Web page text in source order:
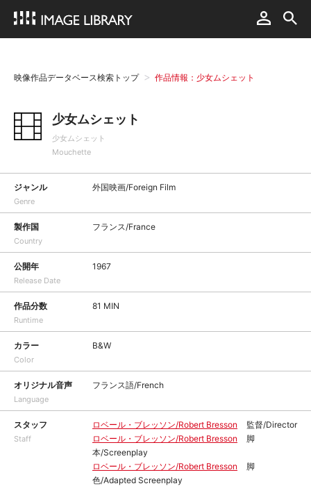
映像作品データベース検索トップ 作品情報：少女ムシェット
少女ムシェット
少女ムシェット
Mouchette
ジャンル
Genre
外国映画/Foreign Film
製作国
Country
フランス/France
公開年
Release Date
1967
作品分数
Runtime
81 MIN
カラー
Color
B&W
オリジナル音声
Language
フランス語/French
スタッフ
Staff
ロベール・ブレッソン/Robert Bresson
監督/Director
ロベール・ブレッソン/Robert Bresson
脚
本/Screenplay
ロベール・ブレッソン/Robert Bresson
脚
色/Adapted Screenplay